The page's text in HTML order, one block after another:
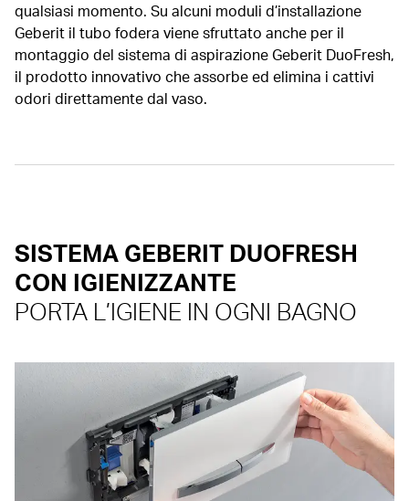
qualsiasi momento. Su alcuni moduli d’installazione
Geberit il tubo fodera viene sfruttato anche per il
montaggio del sistema di aspirazione Geberit DuoFresh,
il prodotto innovativo che assorbe ed elimina i cattivi
odori direttamente dal vaso.
SISTEMA GEBERIT DUOFRESH
CON IGIENIZZANTE
PORTA L’IGIENE IN OGNI BAGNO